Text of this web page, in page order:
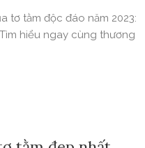
tơ tằm độc đáo năm 2023:
hiểu ngay cùng thương